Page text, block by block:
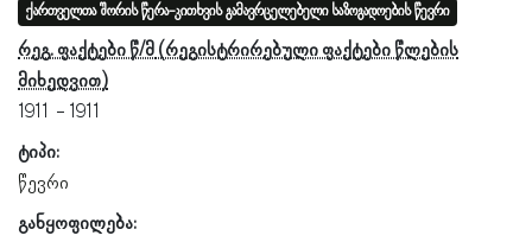
ქართველთა შორის წერა-კითხვის გამავრცელებელი საზოგადოების წევრი
რეგ. ფაქტები წ/მ
1911
1911
ტიპი:
წევრი
განყოფილება: